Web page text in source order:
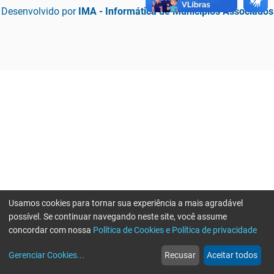
Desenvolvido por IMA - Informática de Municípios Associados
web
Notícias
more_horiz
Mais
Usamos cookies para tornar sua experiência a mais agradável
possível. Se continuar navegando neste site, você assume
concordar com nossa Política de Cookies e Política de privacidade
Gerenciar Cookies... Recusar Aceitar todos
Erro ao enviar informações, por favor tente novamente